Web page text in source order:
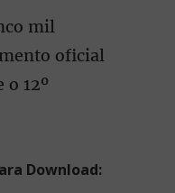
mil
oficial
12º
Download: